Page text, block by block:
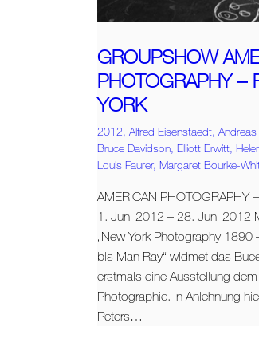
GROUPSHOW
PHOTOGRAPHY –
YORK
2012, Alfred Eisenstaedt, Andreas
Bruce Davidson, Elliott Erwitt,
Louis Faurer, Margaret Bourke-
AMERICAN PHOTOGRAPHY
1. Juni 2012 – 28. Juni 2012
„New York Photography 1890
bis Man Ray“ widmet das
erstmals eine Ausstellung
Photographie. In Anlehnung
Peters…